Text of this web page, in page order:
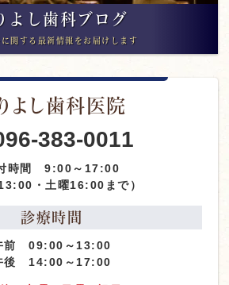
よし歯科ブログ
関する最新情報をお届けします
よし歯科医院
383-0011
時間 9:00～17:00
13:00・土曜16:00まで）
診療時間
前 09:00～13:00
後 14:00～17:00